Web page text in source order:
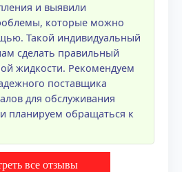
и выявили
которые можно
Такой индивидуальный
сделать правильный
жидкости. Рекомендуем
поставщика
для обслуживания
планируем обращаться к
все отзывы